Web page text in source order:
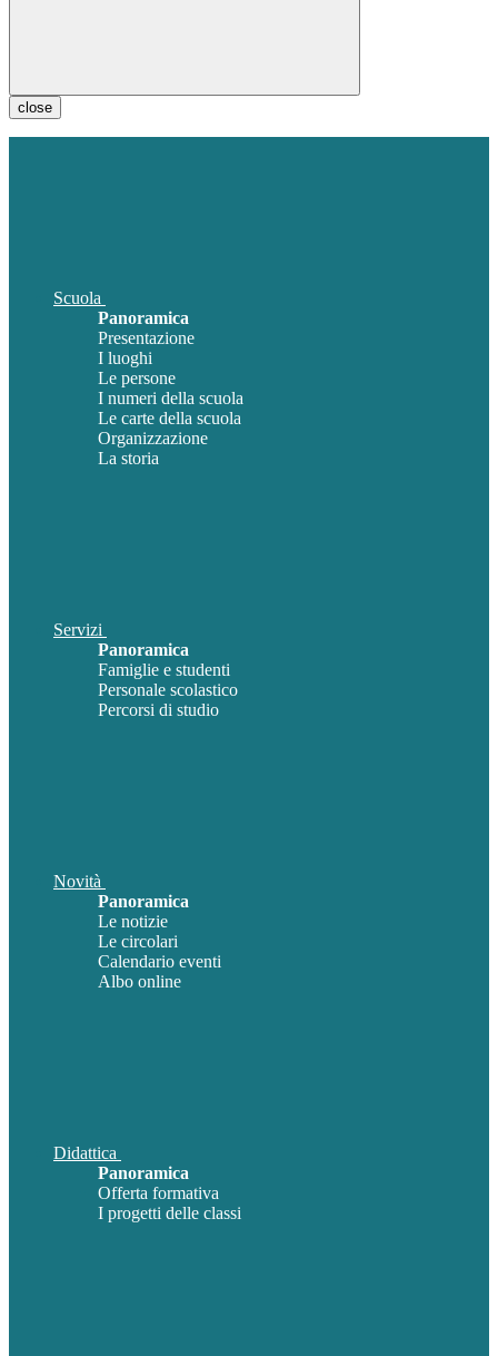
close
Scuola
Panoramica
Presentazione
I luoghi
Le persone
I numeri della scuola
Le carte della scuola
Organizzazione
La storia
Servizi
Panoramica
Famiglie e studenti
Personale scolastico
Percorsi di studio
Novità
Panoramica
Le notizie
Le circolari
Calendario eventi
Albo online
Didattica
Panoramica
Offerta formativa
I progetti delle classi